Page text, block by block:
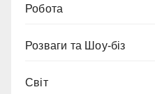
Робота
Розваги та Шоу-біз
Світ